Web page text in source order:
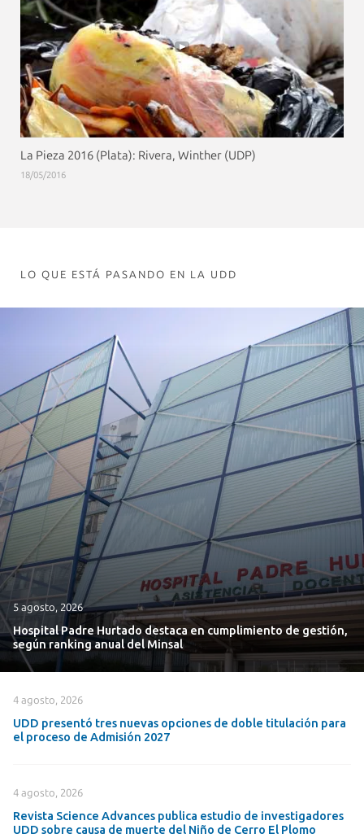
La Pieza 2016 (Plata): Rivera, Winther (UDP)
18/05/2016
LO QUE ESTÁ PASANDO EN LA UDD
5 agosto, 2026
Hospital Padre Hurtado destaca en cumplimiento de gestión,
según ranking anual del Minsal
4 agosto, 2026
UDD presentó tres nuevas opciones de doble titulación para
el proceso de Admisión 2027
4 agosto, 2026
Revista Science Advances publica estudio de investigadores
UDD sobre causa de muerte del Niño de Cerro El Plomo